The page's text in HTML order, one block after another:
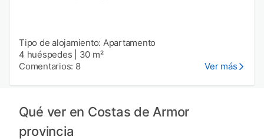
Tipo de alojamiento: Apartamento
4 huéspedes
30 m²
Comentarios: 8
Ver más
Qué ver en Costas de Armor
provincia